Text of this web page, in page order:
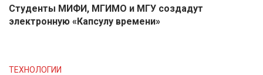
Студенты МИФИ, МГИМО и МГУ создадут
электронную «Капсулу времени»
ТЕХНОЛОГИИ